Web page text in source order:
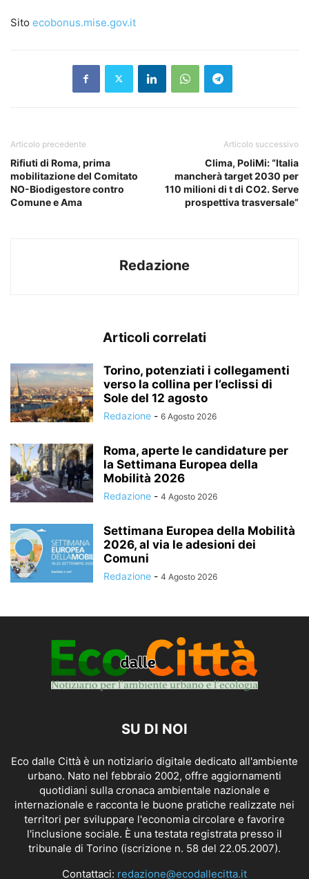
Sito ecobonus.mise.gov.it
Articolo precedente
Rifiuti di Roma, prima
mobilitazione del Comitato
NO-Biodigestore contro
Comune e Ama
Articolo successivo
Clima, PoliMi: “Italia
mancherà target 2030 per
110 milioni di t di CO2. Serve
prospettiva trasversale”
Redazione
Articoli correlati
Torino, potenziati i collegamenti
verso la collina per l’eclissi di
Sole del 12 agosto
Redazione - 6 Agosto 2026
Roma, aperte le candidature per
la Settimana Europea della
Mobilità 2026
Redazione - 4 Agosto 2026
Settimana Europea della Mobilità
2026, al via le adesioni dei
Comuni
Redazione - 4 Agosto 2026
SU DI NOI
Eco dalle Città è un notiziario digitale dedicato all'ambiente
urbano. Nato nel febbraio 2002, offre aggiornamenti
quotidiani sulla cronaca ambientale nazionale e
internazionale e racconta le buone pratiche realizzate nei
territori per sviluppare l'economia circolare e favorire
l'inclusione sociale. È una testata registrata presso il
tribunale di Torino (iscrizione n. 58 del 22.05.2007).
Contattaci: redazione@ecodallecitta.it